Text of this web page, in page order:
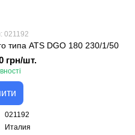
021192
типа ATS DGO 180 230/1/50
грн/шт.
021192
Италия